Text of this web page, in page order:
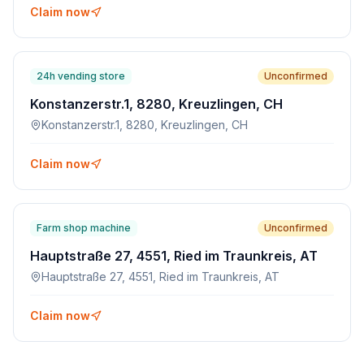
Claim now
24h vending store Unconfirmed
Konstanzerstr.1, 8280, Kreuzlingen, CH
Konstanzerstr.1, 8280, Kreuzlingen, CH
Claim now
Farm shop machine Unconfirmed
Hauptstraße 27, 4551, Ried im Traunkreis, AT
Hauptstraße 27, 4551, Ried im Traunkreis, AT
Claim now